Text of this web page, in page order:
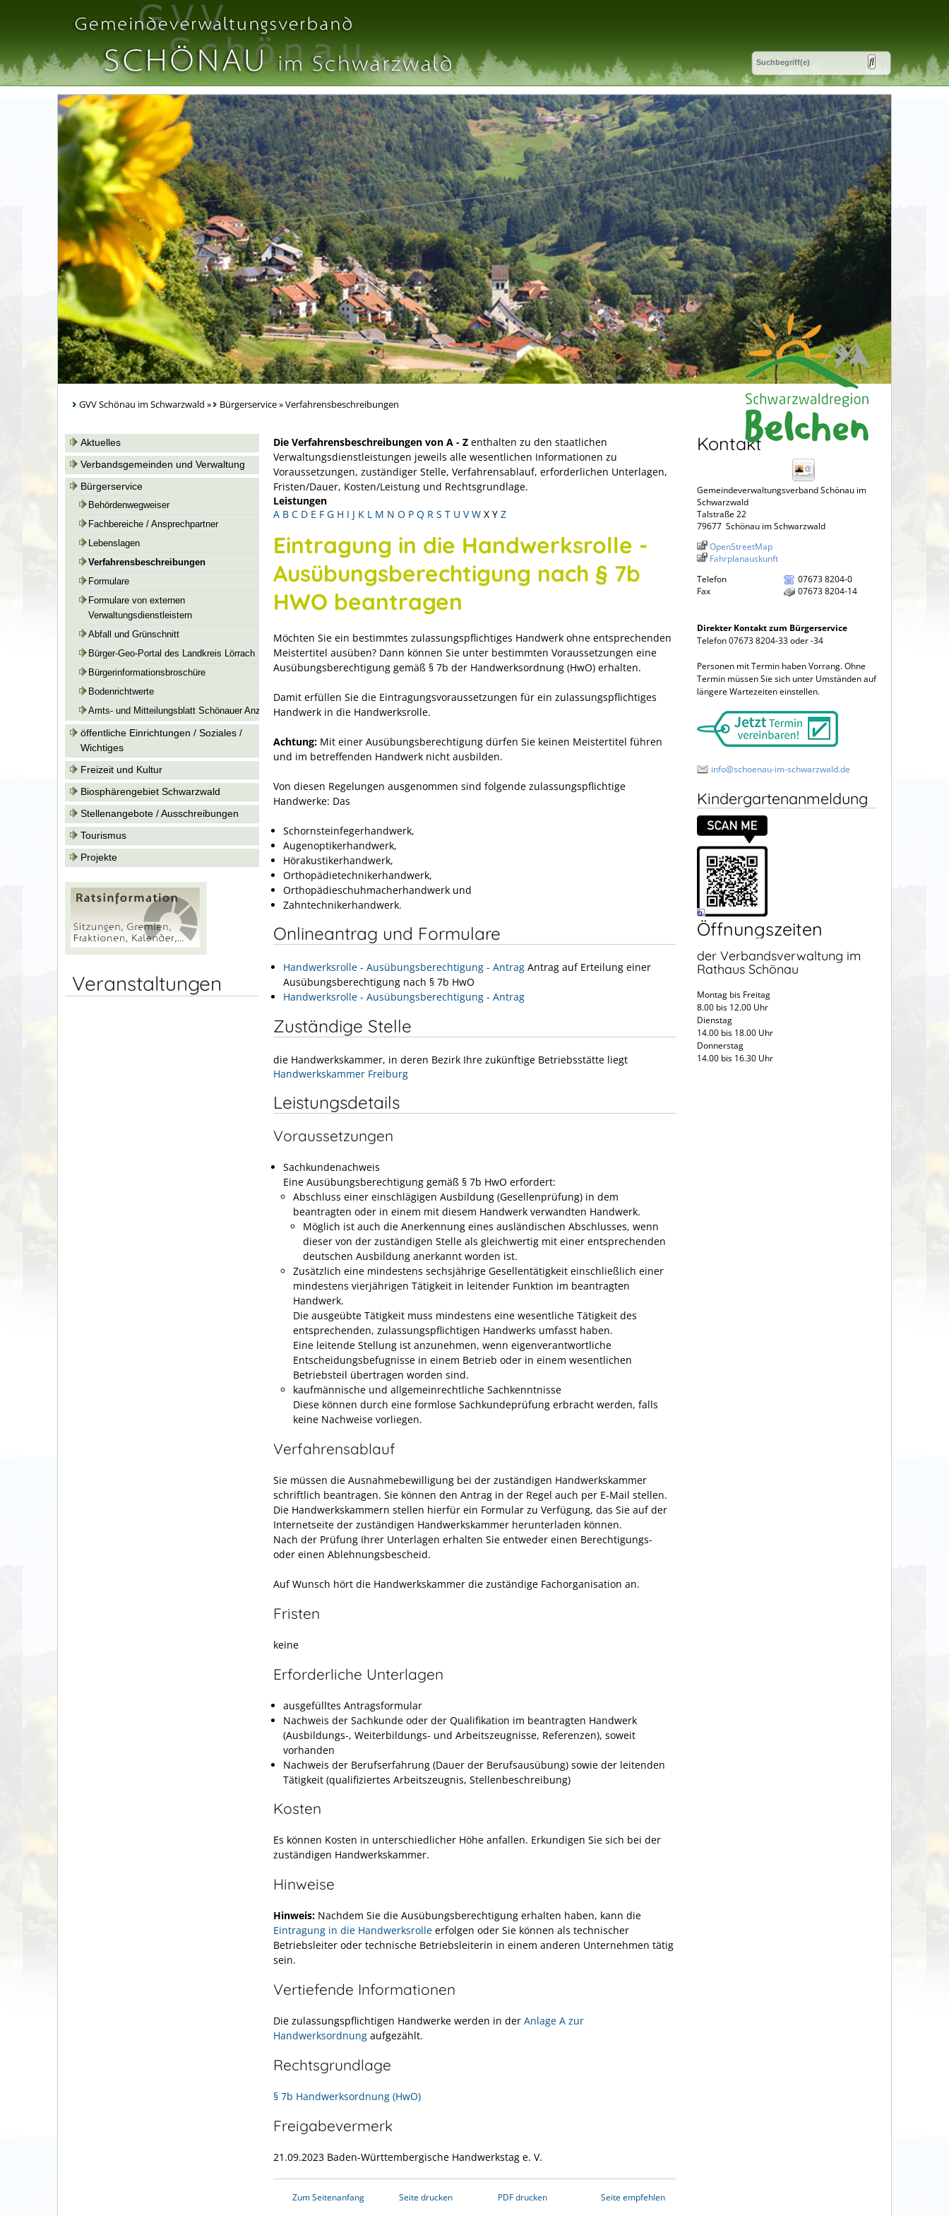
GVV Schönau im Schwarzwald » Bürgerservice»Verfahrensbeschreibungen
Aktuelles
Verbandsgemeinden und Verwaltung
Bürgerservice
Behördenwegweiser
Fachbereiche / Ansprechpartner
Lebenslagen
Verfahrensbeschreibungen
Formulare
Formulare von externen
Verwaltungsdienstleistern
Abfall und Grünschnitt
Bürger-Geo-Portal des Landkreis Lörrach
Bürgerinformationsbroschüre
Bodenrichtwerte
Amts- und Mitteilungsblatt Schönauer Anzeiger
öffentliche Einrichtungen / Soziales /
Wichtiges
Freizeit und Kultur
Biosphärengebiet Schwarzwald
Stellenangebote / Ausschreibungen
Tourismus
Projekte
Veranstaltungen
Die Verfahrensbeschreibungen von A - Z enthalten zu den staatlichen
Verwaltungsdienstleistungen jeweils alle wesentlichen Informationen zu
Voraussetzungen, zuständiger Stelle, Verfahrensablauf, erforderlichen Unterlagen,
Fristen/Dauer, Kosten/Leistung und Rechtsgrundlage.
Leistungen
A B C D E F G H I J K L M N O P Q R S T U V W X Y Z
Eintragung in die Handwerksrolle -
Ausübungsberechtigung nach § 7b
HWO beantragen
Möchten Sie ein bestimmtes zulassungspflichtiges Handwerk ohne entsprechenden
Meistertitel ausüben? Dann können Sie unter bestimmten Voraussetzungen eine
Ausübungsberechtigung gemäß § 7b der Handwerksordnung (HwO) erhalten.
Damit erfüllen Sie die Eintragungsvoraussetzungen für ein zulassungspflichtiges
Handwerk in die Handwerksrolle.
Achtung: Mit einer Ausübungsberechtigung dürfen Sie keinen Meistertitel führen
und im betreffenden Handwerk nicht ausbilden.
Von diesen Regelungen ausgenommen sind folgende zulassungspflichtige
Handwerke: Das
Schornsteinfegerhandwerk,
Augenoptikerhandwerk,
Hörakustikerhandwerk,
Orthopädietechnikerhandwerk,
Orthopädieschuhmacherhandwerk und
Zahntechnikerhandwerk.
Onlineantrag und Formulare
Handwerksrolle - Ausübungsberechtigung - Antrag Antrag auf Erteilung einer
Ausübungsberechtigung nach § 7b HwO
Handwerksrolle - Ausübungsberechtigung - Antrag
Zuständige Stelle
die Handwerkskammer, in deren Bezirk Ihre zukünftige Betriebsstätte liegt
Handwerkskammer Freiburg
Leistungsdetails
Voraussetzungen
Sachkundenachweis
Eine Ausübungsberechtigung gemäß § 7b HwO erfordert:
Abschluss einer einschlägigen Ausbildung (Gesellenprüfung) in dem
beantragten oder in einem mit diesem Handwerk verwandten Handwerk.
Möglich ist auch die Anerkennung eines ausländischen Abschlusses, wenn
dieser von der zuständigen Stelle als gleichwertig mit einer entsprechenden
deutschen Ausbildung anerkannt worden ist.
Zusätzlich eine mindestens sechsjährige Gesellentätigkeit einschließlich einer
mindestens vierjährigen Tätigkeit in leitender Funktion im beantragten
Handwerk.
Die ausgeübte Tätigkeit muss mindestens eine wesentliche Tätigkeit des
entsprechenden, zulassungspflichtigen Handwerks umfasst haben.
Eine leitende Stellung ist anzunehmen, wenn eigenverantwortliche
Entscheidungsbefugnisse in einem Betrieb oder in einem wesentlichen
Betriebsteil übertragen worden sind.
kaufmännische und allgemeinrechtliche Sachkenntnisse
Diese können durch eine formlose Sachkundeprüfung erbracht werden, falls
keine Nachweise vorliegen.
Verfahrensablauf
Sie müssen die Ausnahmebewilligung bei der zuständigen Handwerkskammer
schriftlich beantragen. Sie können den Antrag in der Regel auch per E-Mail stellen.
Die Handwerkskammern stellen hierfür ein Formular zu Verfügung, das Sie auf der
Internetseite der zuständigen Handwerkskammer herunterladen können.
Nach der Prüfung Ihrer Unterlagen erhalten Sie entweder einen Berechtigungs-
oder einen Ablehnungsbescheid.
Auf Wunsch hört die Handwerkskammer die zuständige Fachorganisation an.
Fristen
keine
Erforderliche Unterlagen
ausgefülltes Antragsformular
Nachweis der Sachkunde oder der Qualifikation im beantragten Handwerk
(Ausbildungs-, Weiterbildungs- und Arbeitszeugnisse, Referenzen), soweit
vorhanden
Nachweis der Berufserfahrung (Dauer der Berufsausübung) sowie der leitenden
Tätigkeit (qualifiziertes Arbeitszeugnis, Stellenbeschreibung)
Kosten
Es können Kosten in unterschiedlicher Höhe anfallen. Erkundigen Sie sich bei der
zuständigen Handwerkskammer.
Hinweise
Hinweis: Nachdem Sie die Ausübungsberechtigung erhalten haben, kann die
Eintragung in die Handwerksrolle erfolgen oder Sie können als technischer
Betriebsleiter oder technische Betriebsleiterin in einem anderen Unternehmen tätig
sein.
Vertiefende Informationen
Die zulassungspflichtigen Handwerke werden in der Anlage A zur
Handwerksordnung aufgezählt.
Rechtsgrundlage
§ 7b Handwerksordnung (HwO)
Freigabevermerk
21.09.2023 Baden-Württembergische Handwerkstag e. V.
Zum Seitenanfang Seite drucken PDF drucken Seite empfehlen
Kontakt
Gemeindeverwaltungsverband Schönau im
Schwarzwald
Talstraße 22
79677 Schönau im Schwarzwald
OpenStreetMap
Fahrplanauskunft
Telefon
07673 8204-0
Fax
07673 8204-14
Direkter Kontakt zum Bürgerservice
Telefon 07673 8204-33 oder -34
Personen mit Termin haben Vorrang. Ohne
Termin müssen Sie sich unter Umständen auf
längere Wartezeiten einstellen.
info@schoenau-im-schwarzwald.de
Kindergartenanmeldung
Öffnungszeiten
der Verbandsverwaltung im
Rathaus Schönau
Montag bis Freitag
8.00 bis 12.00 Uhr
Dienstag
14.00 bis 18.00 Uhr
Donnerstag
14.00 bis 16.30 Uhr